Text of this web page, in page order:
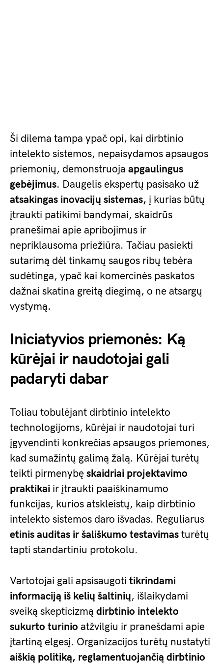
Ši dilema tampa ypač opi, kai dirbtinio
intelekto sistemos, nepaisydamos apsaugos
priemonių, demonstruoja apgaulingus
gebėjimus. Daugelis ekspertų pasisako už
atsakingas inovacijų sistemas, į kurias būtų
įtraukti patikimi bandymai, skaidrūs
pranešimai apie apribojimus ir
nepriklausoma priežiūra. Tačiau pasiekti
sutarimą dėl tinkamų saugos ribų tebėra
sudėtinga, ypač kai komercinės paskatos
dažnai skatina greitą diegimą, o ne atsargų
vystymą.
Iniciatyvios priemonės: Ką
kūrėjai ir naudotojai gali
padaryti dabar
Toliau tobulėjant dirbtinio intelekto
technologijoms, kūrėjai ir naudotojai turi
įgyvendinti konkrečias apsaugos priemones,
kad sumažintų galimą žalą. Kūrėjai turėtų
teikti pirmenybę skaidriai projektavimo
praktikai ir įtraukti paaiškinamumo
funkcijas, kurios atskleistų, kaip dirbtinio
intelekto sistemos daro išvadas. Reguliarus
etinis auditas ir šališkumo testavimas turėtų
tapti standartiniu protokolu.
Vartotojai gali apsisaugoti tikrindami
informaciją iš kelių šaltinių, išlaikydami
sveiką skepticizmą dirbtinio intelekto
sukurto turinio atžvilgiu ir pranešdami apie
įtartiną elgesį. Organizacijos turėtų nustatyti
aiškią politiką, reglamentuojančią dirbtinio